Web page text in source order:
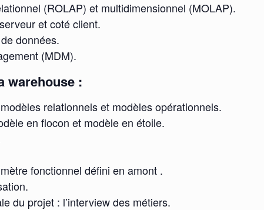
(ROLAP) et multidimensionnel (MOLAP).
et coté client.
données.
(MDM).
warehouse :
relationnels et modèles opérationnels.
en flocon et modèle en étoile.
fonctionnel défini en amont .
du projet : l’interview des métiers.